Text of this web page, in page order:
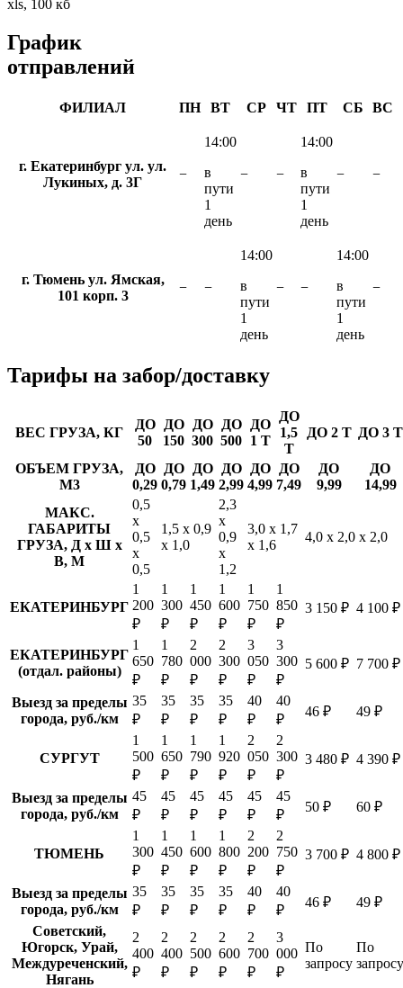
xls, 100 кб
График
отправлений
ФИЛИАЛ ПН ВТ СР ЧТ ПТ СБ ВС
г. Екатеринбург ул. ул.
Лукиных, д. 3Г
−
14:00
в
пути
1
день
− −
14:00
в
пути
1
день
− −
г. Тюмень ул. Ямская,
101 корп. 3
− −
14:00
в
пути
1
день
− −
14:00
в
пути
1
день
−
Тарифы на забор/доставку
ВЕС ГРУЗА, КГ
ДО
50
ДО
150
ДО
300
ДО
500
ДО
1 Т
ДО
1,5
Т
ДО 2 Т ДО 3 Т
ОБЪЕМ ГРУЗА,
М3
ДО
0,29
ДО
0,79
ДО
1,49
ДО
2,99
ДО
4,99
ДО
7,49
ДО
9,99
ДО
14,99
МАКС.
ГАБАРИТЫ
ГРУЗА, Д х Ш х
В, М
0,5
х
0,5
х
0,5
1,5 х 0,9
х 1,0
2,3
х
0,9
х
1,2
3,0 х 1,7
х 1,6
4,0 х 2,0 х 2,0
ЕКАТЕРИНБУРГ
1
200
₽
1
300
₽
1
450
₽
1
600
₽
1
750
₽
1
850
₽
3 150 ₽ 4 100 ₽
ЕКАТЕРИНБУРГ
(отдал. районы)
1
650
₽
1
780
₽
2
000
₽
2
300
₽
3
050
₽
3
300
₽
5 600 ₽ 7 700 ₽
Выезд за пределы
города, руб./км
35
₽
35
₽
35
₽
35
₽
40
₽
40
₽
46 ₽ 49 ₽
СУРГУТ
1
500
₽
1
650
₽
1
790
₽
1
920
₽
2
050
₽
2
300
₽
3 480 ₽ 4 390 ₽
Выезд за пределы
города, руб./км
45
₽
45
₽
45
₽
45
₽
45
₽
45
₽
50 ₽ 60 ₽
ТЮМЕНЬ
1
300
₽
1
450
₽
1
600
₽
1
800
₽
2
200
₽
2
750
₽
3 700 ₽ 4 800 ₽
Выезд за пределы
города, руб./км
35
₽
35
₽
35
₽
35
₽
40
₽
40
₽
46 ₽
49 ₽
Советский,
Югорск, Урай,
Междуреченский,
Нягань
2
400
₽
2
400
₽
2
500
₽
2
600
₽
2
700
₽
3
000
₽
По
запросу
По
запросу